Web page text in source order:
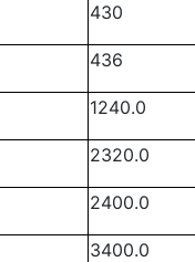
430
436
1240.0
2320.0
2400.0
3400.0